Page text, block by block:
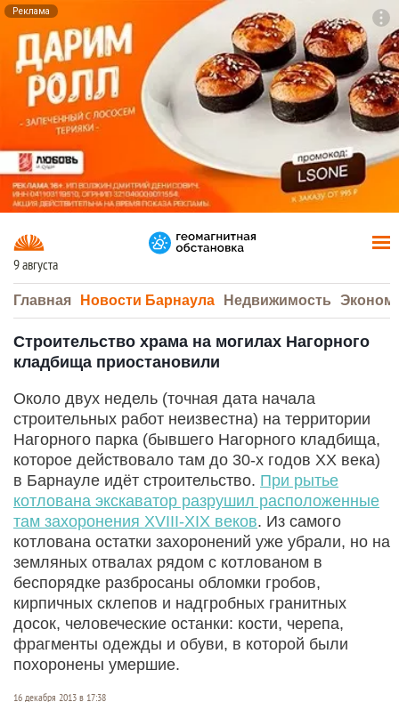
Реклама
9 августа
Главная Новости Барнаула Недвижимость
Строительство храма на могилах Нагорного
кладбища приостановили
Около двух недель (точная дата начала
строительных работ неизвестна) на территории
Нагорного парка (бывшего Нагорного кладбища,
которое действовало там до 30-х годов XX века)
в Барнауле идёт строительство. При рытье
котлована экскаватор разрушил расположенные
там захоронения XVIII-XIX веков. Из самого
котлована остатки захоронений уже убрали, но на
земляных отвалах рядом с котлованом в
беспорядке разбросаны обломки гробов,
кирпичных склепов и надгробных гранитных
досок, человеческие останки: кости, черепа,
фрагменты одежды и обуви, в которой были
похоронены умершие.
16 декабря 2013 в 17:38